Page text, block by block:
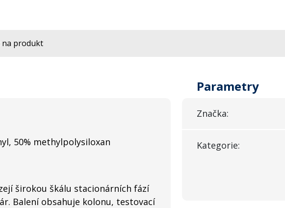
na produkt
50% methylpolysiloxan
širokou škálu stacionárních fází
Balení obsahuje kolonu, testovací
Parametry
Značka:
Kategorie: